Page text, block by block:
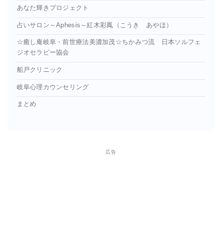
あなた輝きプロジェクト
占いサロン～Aphesis～紅木彩鳳（こうき あやほ）
☆癒し庵岐阜・前世療法美濃加茂☆ちかみつ流 日本ソルフェ
ジオセラピー協会
船戸クリニック
岐阜心理カウンセリング
まとめ
広告